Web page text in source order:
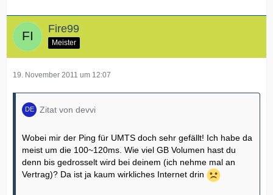
Fire99
Meister
19. November 2011 um 12:07
Zitat von devvi
Wobei mir der Ping für UMTS doch sehr gefällt! Ich habe da
meist um die 100~120ms. Wie viel GB Volumen hast du
denn bis gedrosselt wird bei deinem (ich nehme mal an
Vertrag)? Da ist ja kaum wirkliches Internet drin